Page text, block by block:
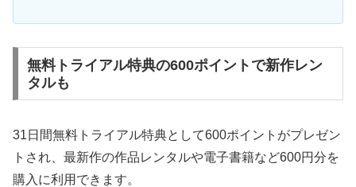
無料トライアル特典の600ポイントで新作レン
タルも
31日間無料トライアル特典として600ポイントがプレゼン
トされ、最新作の作品レンタルや電子書籍など600円分を
購入に利用できます。